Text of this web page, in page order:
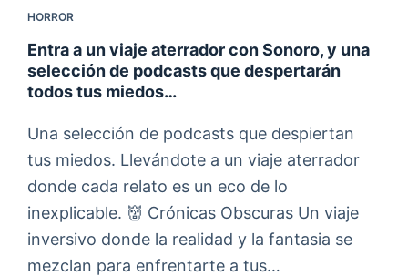
HORROR
Entra a un viaje aterrador con Sonoro, y una
selección de podcasts que despertarán
todos tus miedos…
Una selección de podcasts que despiertan
tus miedos. Llevándote a un viaje aterrador
donde cada relato es un eco de lo
inexplicable. 👹 Crónicas Obscuras Un viaje
inversivo donde la realidad y la fantasia se
mezclan para enfrentarte a tus…